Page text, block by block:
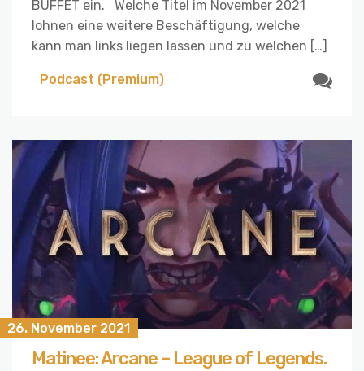
BUFFET ein. Welche Titel im November 2021
lohnen eine weitere Beschäftigung, welche
kann man links liegen lassen und zu welchen […]
Podcast (Premium)
26. November 2021
Matinee: Arcane – League of Legends.